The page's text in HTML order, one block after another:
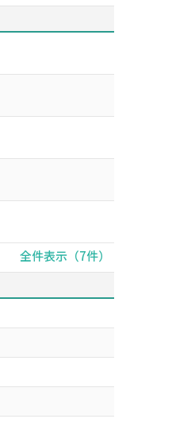
全件表示（7件）